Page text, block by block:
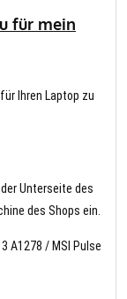
für mein
Ihren Laptop zu
Unterseite des
des Shops ein.
A1278 / MSI Pulse